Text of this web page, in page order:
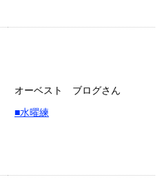
オーベスト ブログさん
■水曜練